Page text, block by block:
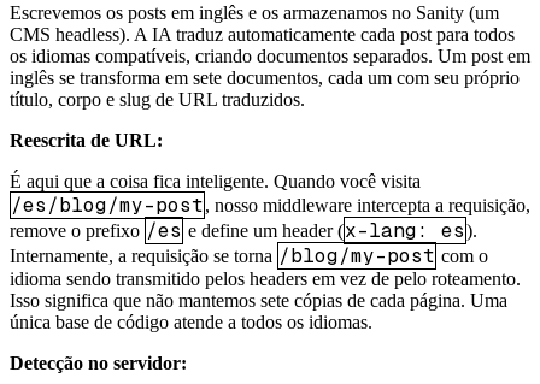
Escrevemos os posts em inglês e os armazenamos no Sanity (um
CMS headless). A IA traduz automaticamente cada post para todos
os idiomas compatíveis, criando documentos separados. Um post em
inglês se transforma em sete documentos, cada um com seu próprio
título, corpo e slug de URL traduzidos.
Reescrita de URL:
É aqui que a coisa fica inteligente. Quando você visita
/es/blog/my-post, nosso middleware intercepta a requisição,
remove o prefixo /es e define um header (x-lang: es).
Internamente, a requisição se torna /blog/my-post com o
idioma sendo transmitido pelos headers em vez de pelo roteamento.
Isso significa que não mantemos sete cópias de cada página. Uma
única base de código atende a todos os idiomas.
Detecção no servidor: